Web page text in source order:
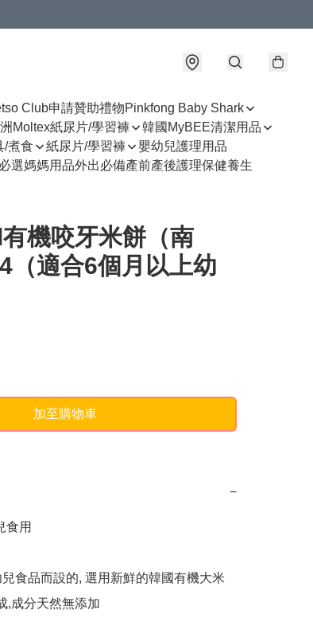
Club申請贊助禮物Pinkfong Baby Shark
Moltex紙尿片/學習褲
韓國MyBEE清潔用品
/煮食 紙尿片/學習褲
嬰幼兒護理用品
選媽媽用品外出必備產前產後護理保健養生
機咬牙米餅（南
（適合6個月以上幼
加至購物車
−
食用
食品而設的, 選用新鮮的韓國有機大米
,成分天然無添加